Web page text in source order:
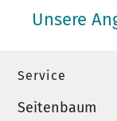
Unsere
Service
Seitenbaum